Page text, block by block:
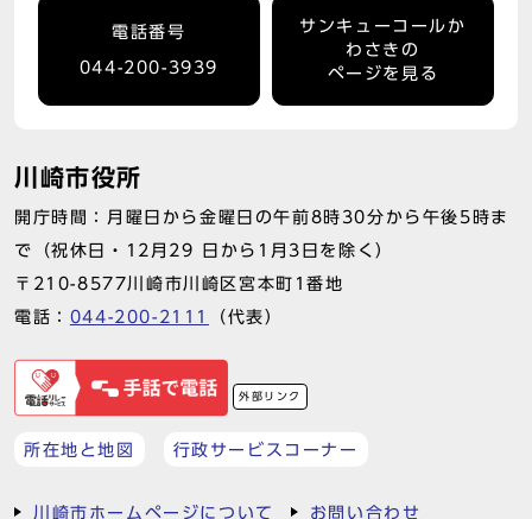
電話番号
044-200-3939
サンキューコールか
わさきの
ページを見る
川崎市役所
開庁時間：月曜日から金曜日の午前8時30分から午後5時ま
で（祝休日・12月29 日から1月3日を除く）
〒210-8577川崎市川崎区宮本町1番地
電話： 044-200-2111 （代表）
外部リンク
所在地と地図 行政サービスコーナー
川崎市ホームページについて お問い合わせ